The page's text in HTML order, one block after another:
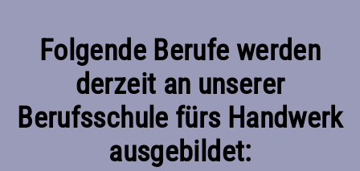
Folgende Berufe werden
derzeit an unserer
Berufsschule fürs Handwerk
ausgebildet: